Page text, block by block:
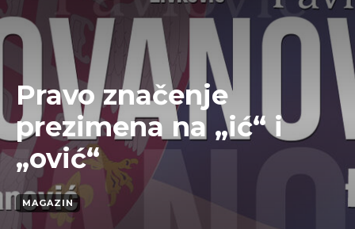
Pravo značenje
prezimena na „ić“ i
„ović“
MAGAZIN